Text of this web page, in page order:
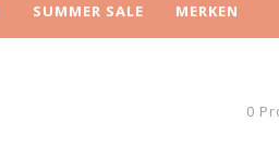
SUMMER SALE MERKEN
0